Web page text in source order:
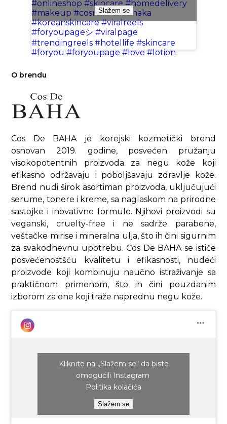
#onlineshop #skincare #homedelivery
#makeup #cosmetics #dhaka
#koreanskincare #viralreels
#foryoupageシ #viralpage
#trendingreels #hotellife #skincare
#foryou #foryoupage #love #lotion
#cleanskincare
♬ favorite - gui
Slažem se
O brendu
Cos De BAHA je korejski kozmetički brend
osnovan 2019. godine, posvećen pružanju
visokopotentnih proizvoda za negu kože koji
efikasno održavaju i poboljšavaju zdravlje kože.
Brend nudi širok asortiman proizvoda, uključujući
serume, tonere i kreme, sa naglaskom na prirodne
sastojke i inovativne formule. Njihovi proizvodi su
veganski, cruelty-free i ne sadrže parabene,
veštačke mirise i mineralna ulja, što ih čini sigurnim
za svakodnevnu upotrebu. Cos De BAHA se ističe
posvećenostšću kvalitetu i efikasnosti, nudeći
proizvode koji kombinuju naučno istraživanje sa
praktičnom primenom, što ih čini pouzdanim
izborom za one koji traže naprednu negu kože.
Kliknite na „Slažem se“ da biste
omogućili Instagram
Politika kolačića
Slažem se